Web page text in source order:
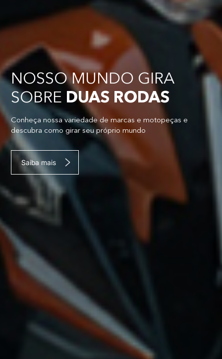
NOSSO MUNDO GIRA
SOBRE DUAS RODAS
Conheça nossa variedade de marcas e motopeças e
descubra como girar seu próprio mundo
Saiba mais